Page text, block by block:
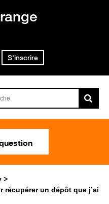
S'inscrire
récupérer un dépôt que j’ai